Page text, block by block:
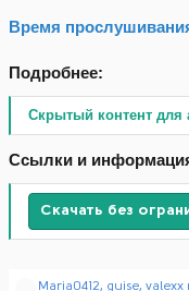
Время
Подробнее:
Скрытый контент для
Ссылки и
Скачать без
РMaria0412, guise, valexx